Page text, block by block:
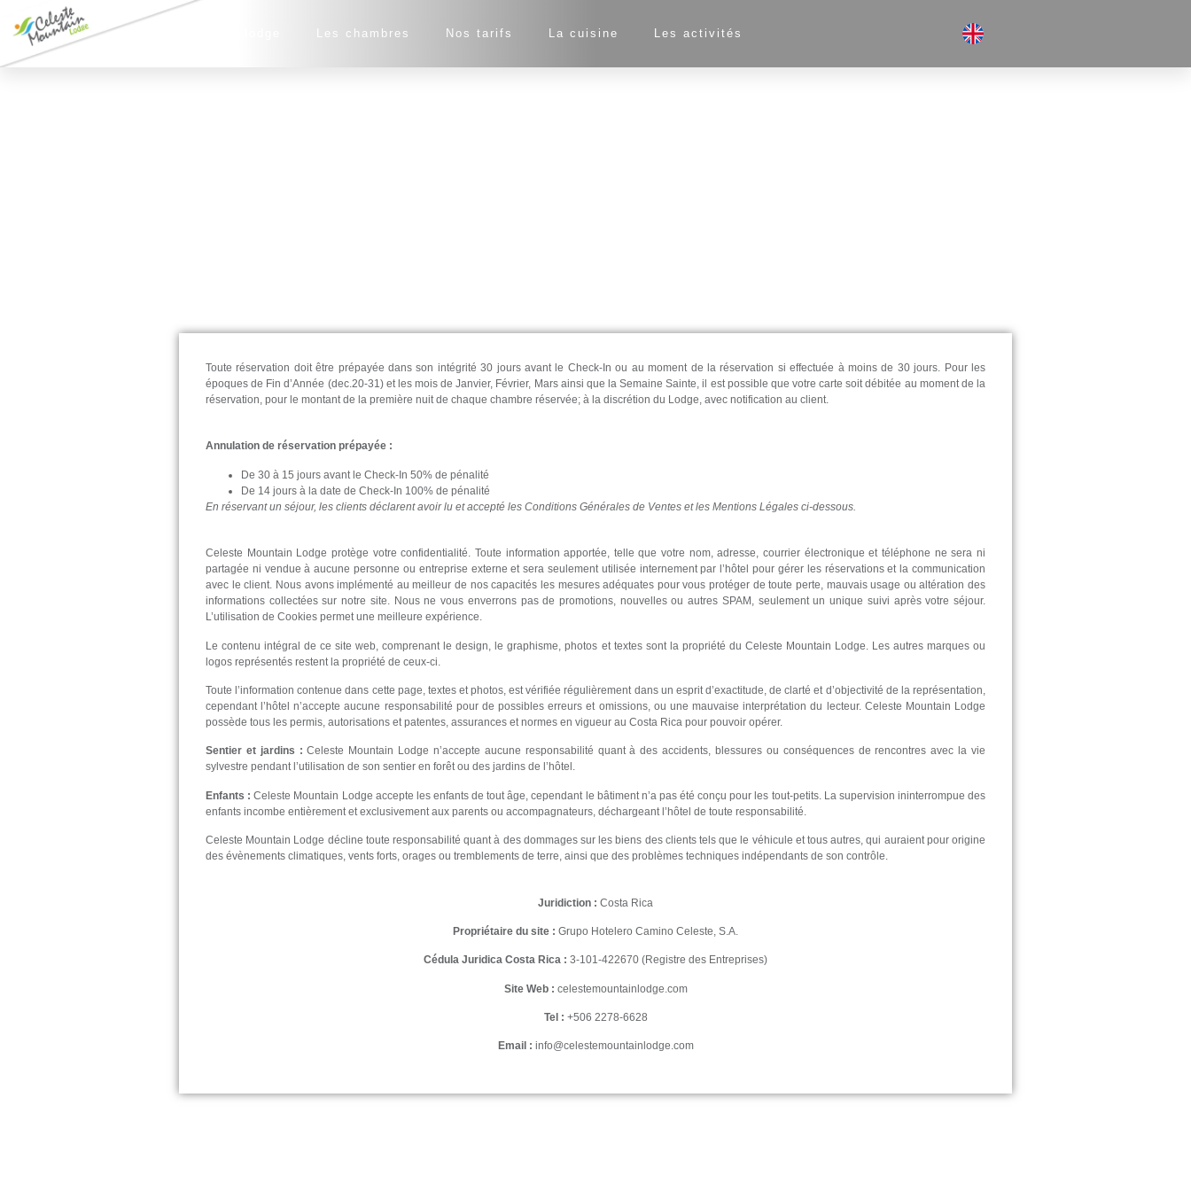
Les chambres Nos tarifs La cuisine Les activités
Toute réservation doit être prépayée dans son intégrité 30 jours avant le Check-In ou au moment de la réservation si effectuée à moins de 30 jours. Pour les
époques de Fin d’Année (dec.20-31) et les mois de Janvier, Février, Mars ainsi que la Semaine Sainte, il est possible que votre carte soit débitée au moment de la
réservation, pour le montant de la première nuit de chaque chambre réservée; à la discrétion du Lodge, avec notification au client.
Annulation de réservation prépayée :
De 30 à 15 jours avant le Check-In 50% de pénalité
De 14 jours à la date de Check-In 100% de pénalité
En réservant un séjour, les clients déclarent avoir lu et accepté les Conditions Générales de Ventes et les Mentions Légales ci-dessous.
Celeste Mountain Lodge protège votre confidentialité. Toute information apportée, telle que votre nom, adresse, courrier électronique et téléphone ne sera ni
partagée ni vendue à aucune personne ou entreprise externe et sera seulement utilisée internement par l’hôtel pour gérer les réservations et la communication
avec le client. Nous avons implémenté au meilleur de nos capacités les mesures adéquates pour vous protéger de toute perte, mauvais usage ou altération des
informations collectées sur notre site. Nous ne vous enverrons pas de promotions, nouvelles ou autres SPAM, seulement un unique suivi après votre séjour.
L’utilisation de Cookies permet une meilleure expérience.
Le contenu intégral de ce site web, comprenant le design, le graphisme, photos et textes sont la propriété du Celeste Mountain Lodge. Les autres marques ou
logos représentés restent la propriété de ceux-ci.
Toute l’information contenue dans cette page, textes et photos, est vérifiée régulièrement dans un esprit d’exactitude, de clarté et d’objectivité de la représentation,
cependant l’hôtel n’accepte aucune responsabilité pour de possibles erreurs et omissions, ou une mauvaise interprétation du lecteur. Celeste Mountain Lodge
possède tous les permis, autorisations et patentes, assurances et normes en vigueur au Costa Rica pour pouvoir opérer.
Sentier et jardins : Celeste Mountain Lodge n’accepte aucune responsabilité quant à des accidents, blessures ou conséquences de rencontres avec la vie
sylvestre pendant l’utilisation de son sentier en forêt ou des jardins de l’hôtel.
Enfants : Celeste Mountain Lodge accepte les enfants de tout âge, cependant le bâtiment n’a pas été conçu pour les tout-petits. La supervision ininterrompue des
enfants incombe entièrement et exclusivement aux parents ou accompagnateurs, déchargeant l’hôtel de toute responsabilité.
Celeste Mountain Lodge décline toute responsabilité quant à des dommages sur les biens des clients tels que le véhicule et tous autres, qui auraient pour origine
des évènements climatiques, vents forts, orages ou tremblements de terre, ainsi que des problèmes techniques indépendants de son contrôle.
Juridiction : Costa Rica
Propriétaire du site : Grupo Hotelero Camino Celeste, S.A.
Cédula Juridica Costa Rica : 3-101-422670 (Registre des Entreprises)
Site Web : celestemountainlodge.com
Tel : +506 2278-6628
Email : info@celestemountainlodge.com